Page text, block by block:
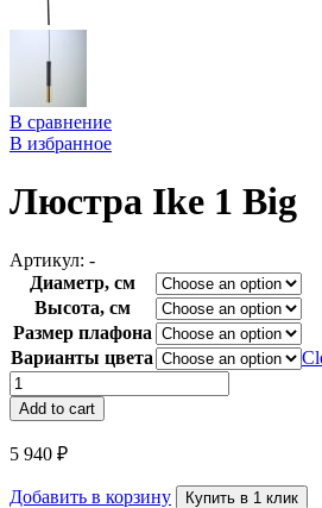
В сравнение
В избранное
Люстра Ike 1 Big
Артикул: -
Диаметр, см
Высота, см
Размер плафона
Варианты цвета
Люстра
Ike
1
Big
quantity
Add to cart
5 940 ₽
Добавить в корзину Купить в 1 клик